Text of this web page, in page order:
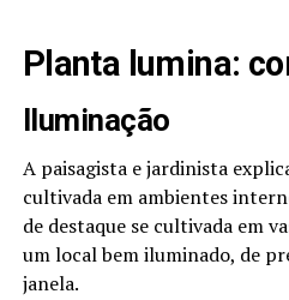
Planta lumina:
Iluminação
A paisagista e jardinista
cultivada em ambientes
de destaque se cultivada em
um local bem iluminado, de
janela.